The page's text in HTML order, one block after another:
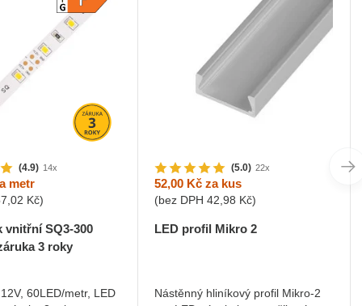
(4.9) 14x
metr
Kč)
vnitřní SQ3-300
3 roky
60LED/metr, LED
(5.0) 22x
52,00 Kč za kus
(bez DPH42,98 Kč)
LED profil Mikro 2
Nástěnný hliníkový profil Mikro-2